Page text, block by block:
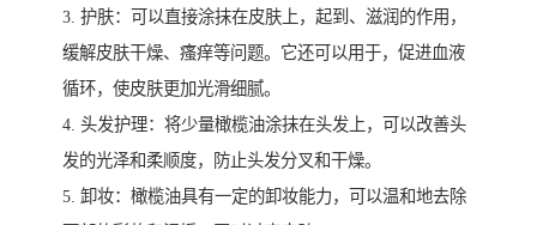
3. 护肤：可以直接涂抹在皮肤上，起到、滋润的作用，
缓解皮肤干燥、瘙痒等问题。它还可以用于，促进血液
循环，使皮肤更加光滑细腻。
4. 头发护理：将少量橄榄油涂抹在头发上，可以改善头
发的光泽和柔顺度，防止头发分叉和干燥。
5. 卸妆：橄榄油具有一定的卸妆能力，可以温和地去除